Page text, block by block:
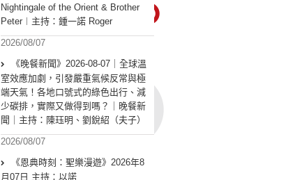
Nightingale of the Orient & Brother
Peter︱主持：鍾一諾 Roger
2026/08/07
《晚餐新聞》2026-08-07｜全球溫
室效應加劇，引發嚴重氣候反常與極
端天氣！各地口號式的綠色出行、減
少碳排，實際又做得到嗎？｜晚餐新
聞｜主持：陳珏明、劉銳紹（夫子）
2026/08/07
《恩典時刻：聖樂漫遊》2026年8
月07日 主持：以諾